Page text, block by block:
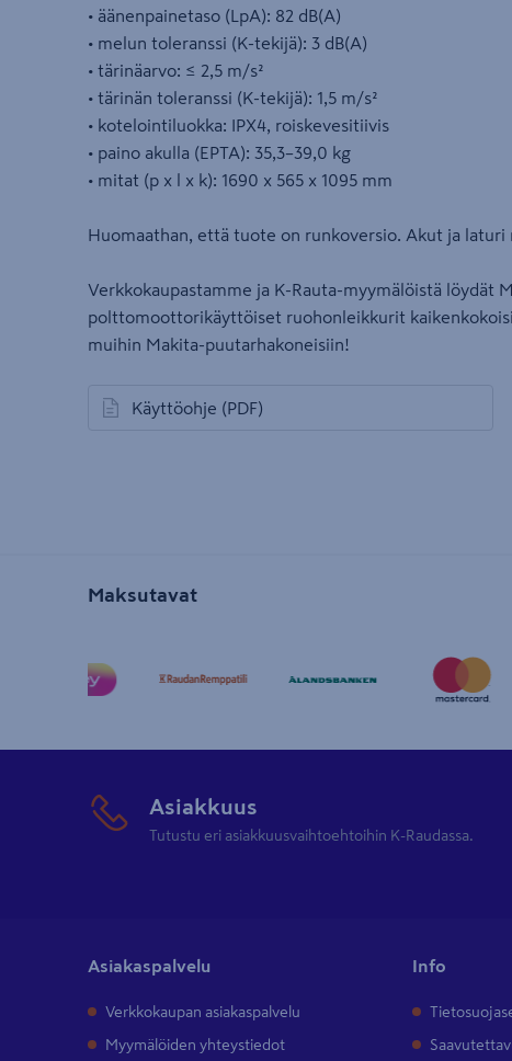
• äänenpainetaso (LpA): 82 dB(A)
• melun toleranssi (K-tekijä): 3 dB(A)
• tärinäarvo: ≤ 2,5 m/s²
• tärinän toleranssi (K-tekijä): 1,5 m/s²
• kotelointiluokka: IPX4, roiskevesitiivis
• paino akulla (EPTA): 35,3–39,0 kg
• mitat (p x l x k): 1690 x 565 x 1095 mm
Huomaathan, että tuote on runkoversio. Akut ja laturi
Verkkokaupastamme ja K-Rauta-myymälöistä löydät
polttomoottorikäyttöiset ruohonleikkurit
muihin Makita-puutarhakoneisiin!
Käyttöohje (PDF)
avautuu uuteen välilehteen
Maksutavat
Asiakkuus
Tutustu eri asiakkuusvaihtoehtoihin K-Raudassa.
Asiakaspalvelu
Verkkokaupan asiakaspalvelu
Myymälöiden yhteystiedot
Info